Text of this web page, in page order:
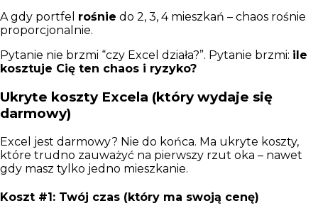
A gdy portfel rośnie do 2, 3, 4 mieszkań – chaos rośnie
proporcjonalnie.
Pytanie nie brzmi “czy Excel działa?”. Pytanie brzmi: ile
kosztuje Cię ten chaos i ryzyko?
Ukryte koszty Excela (który wydaje się
darmowy)
Excel jest darmowy? Nie do końca. Ma ukryte koszty,
które trudno zauważyć na pierwszy rzut oka – nawet
gdy masz tylko jedno mieszkanie.
Koszt #1: Twój czas (który ma swoją cenę)